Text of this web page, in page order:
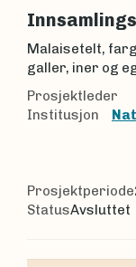
Malaisetelt,
galler, iner og
Prosjektleder
Institusjon
Prosjektperiode
StatusAvsluttet